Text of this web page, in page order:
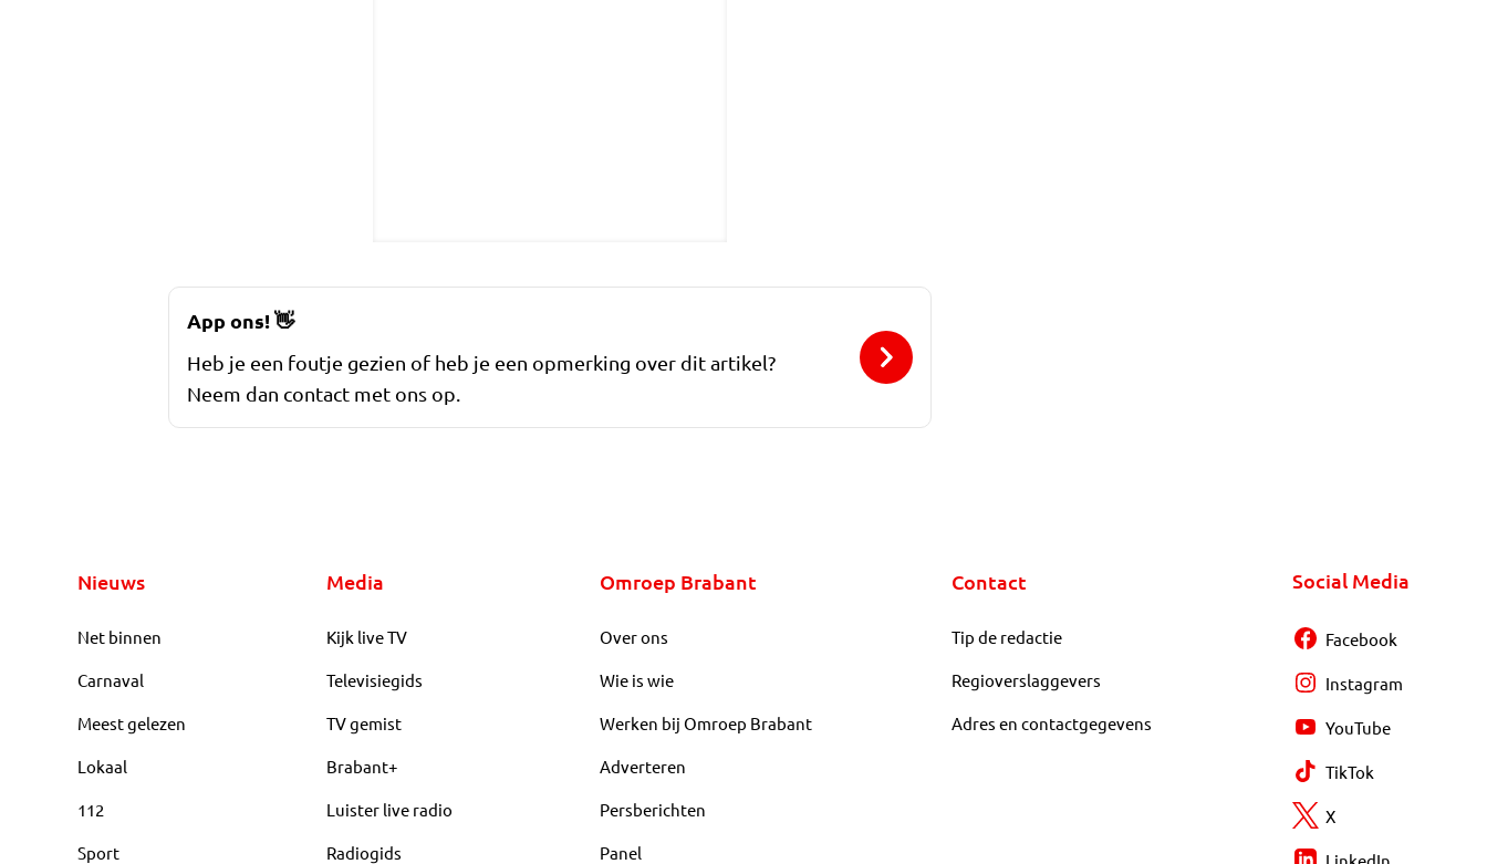
App ons!👋
Heb je een foutje gezien of heb je een opmerking over dit artikel?
Neem dan contact met ons op.
Nieuws
Net binnen
Carnaval
Meest gelezen
Lokaal
112
Sport
Media
Kijk live TV
Televisiegids
TV gemist
Brabant+
Luister live radio
Radiogids
Omroep Brabant
Over ons
Wie is wie
Werken bij Omroep Brabant
Adverteren
Persberichten
Panel
Contact
Tip de redactie
Regioverslaggevers
Adres en contactgegevens
Social Media
Facebook
Instagram
YouTube
TikTok
X
LinkedIn